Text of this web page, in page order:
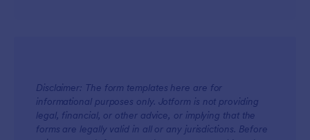
For Teams
Disclaimer: The form templates here are for
informational purposes only. Jotform is not providing
legal, financial, or other advice, or implying that the
forms are legally valid in all or any jurisdictions. Before